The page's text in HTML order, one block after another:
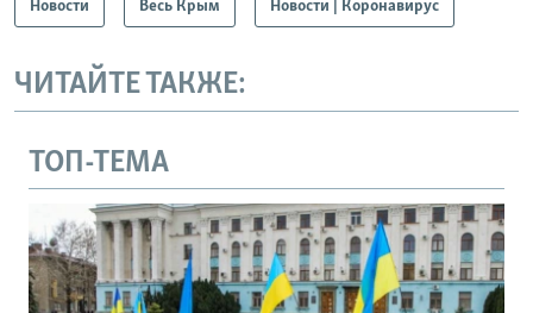
Новости Весь Крым Новости | Коронавирус
ЧИТАЙТЕ ТАКЖЕ:
ТОП-ТЕМА